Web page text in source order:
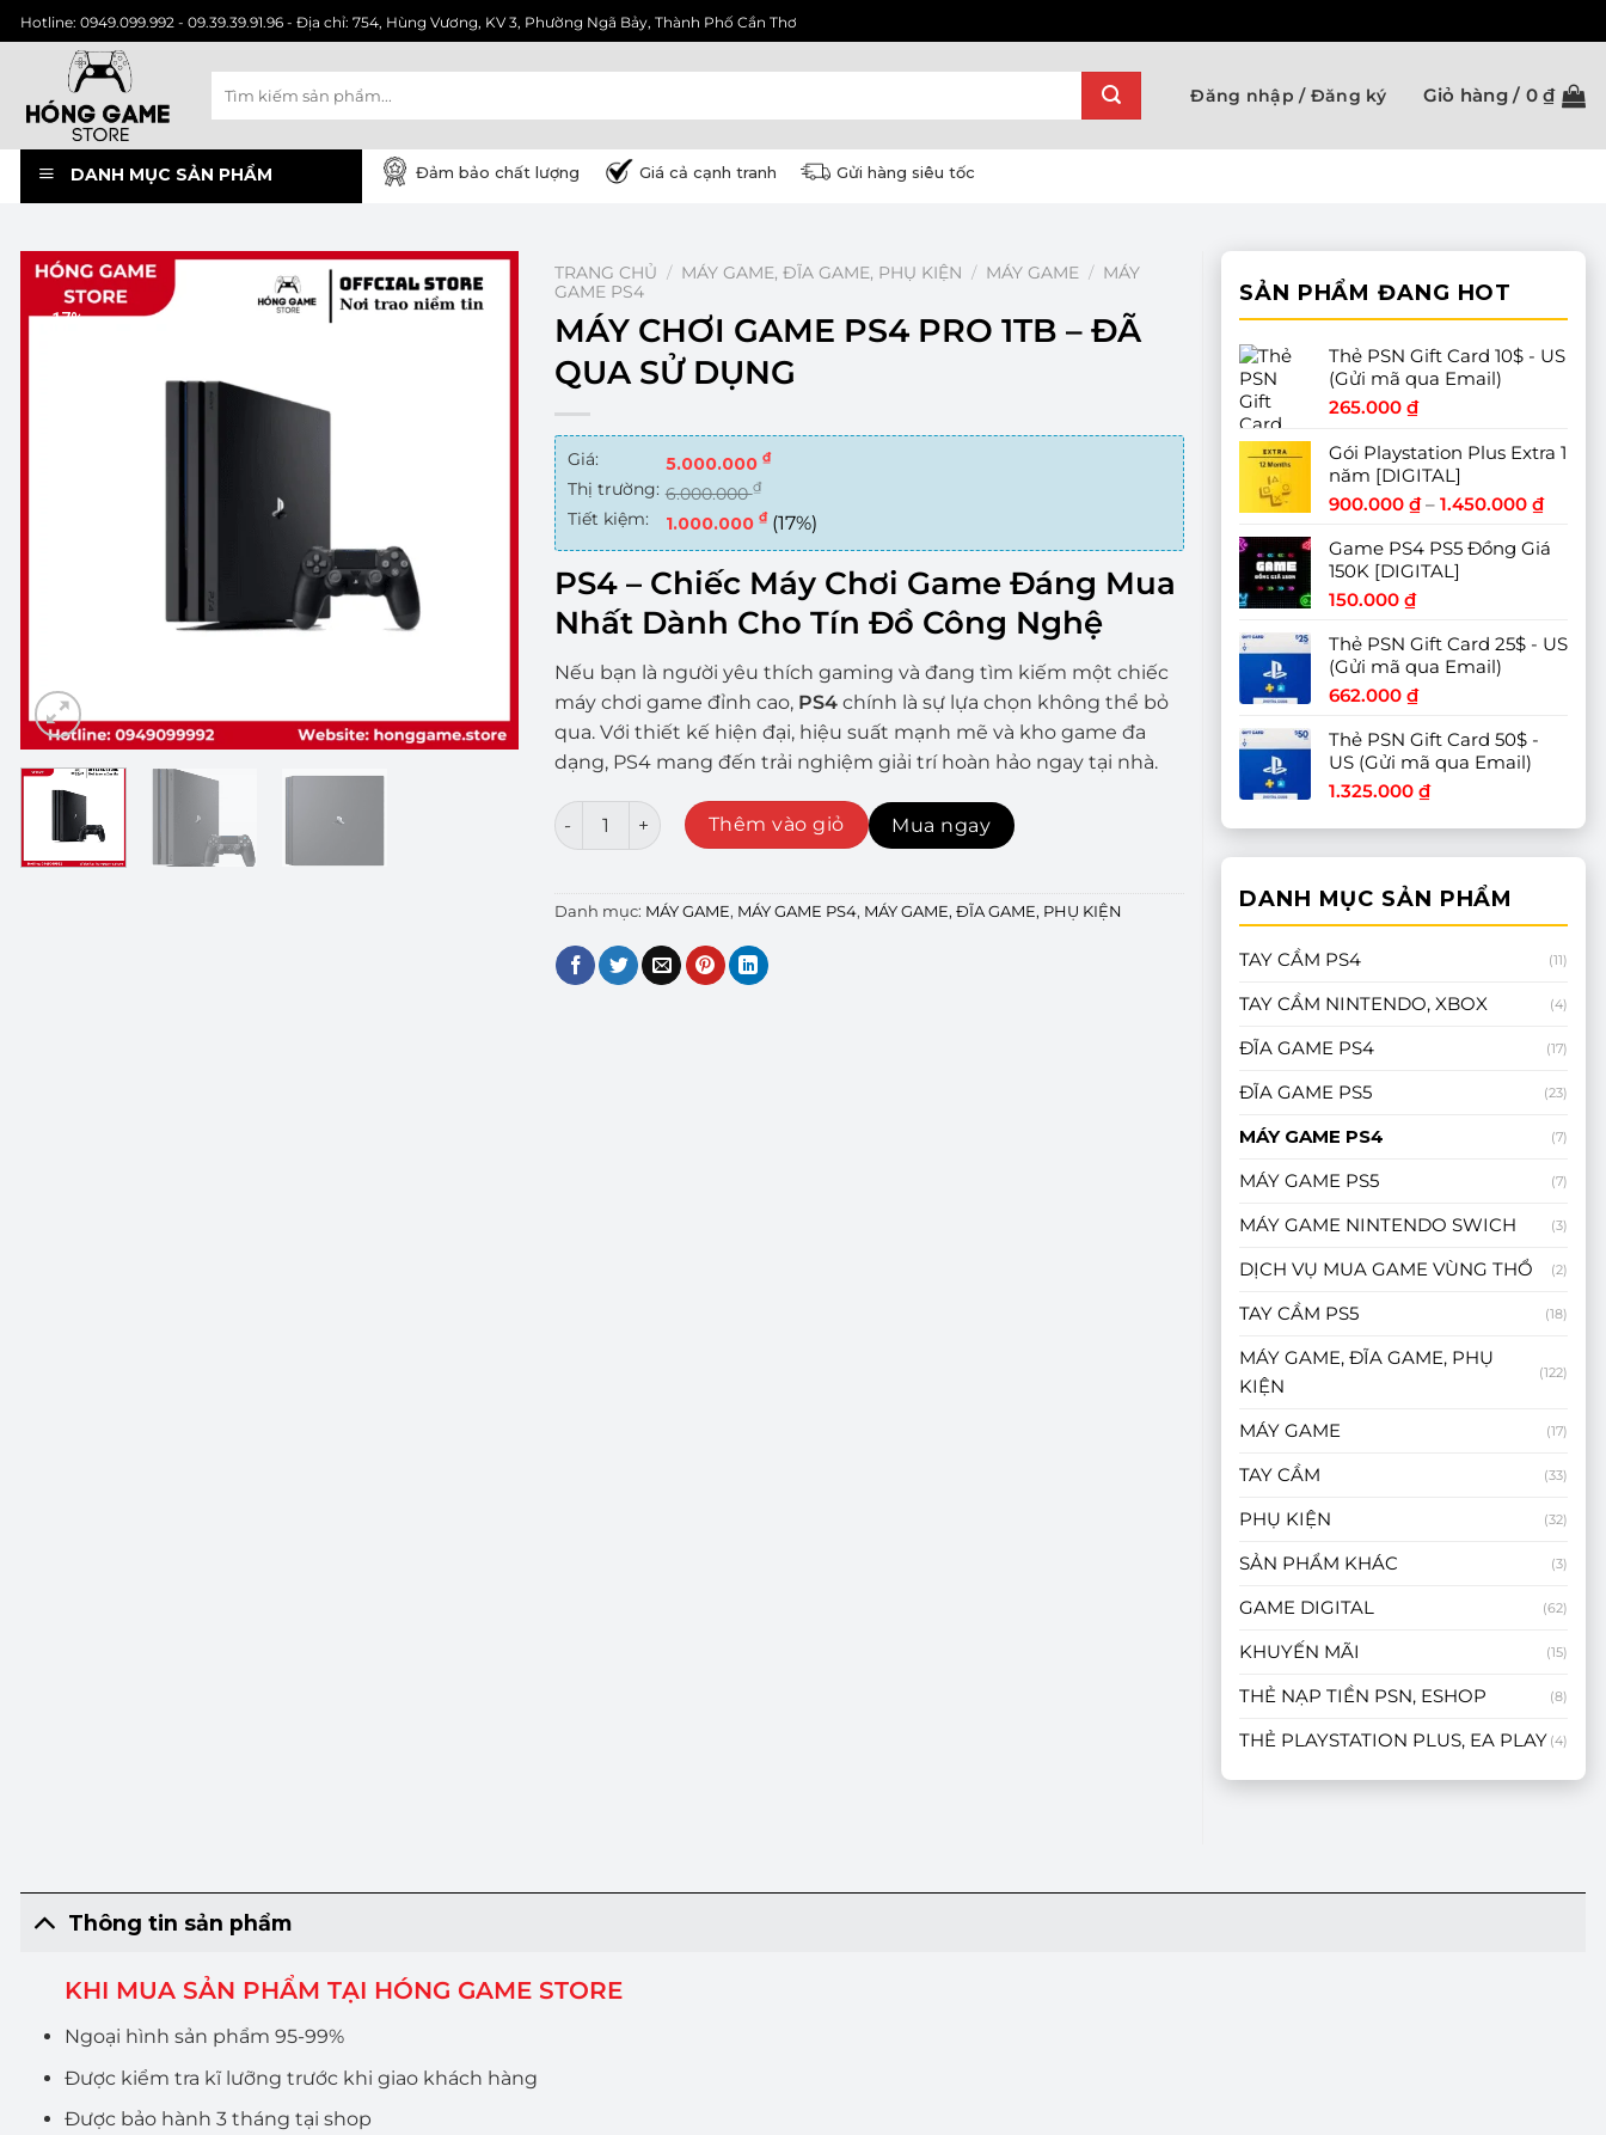
Chuyển
đến
dung
Hotline: 0949.099.992 - 09.39.39.91.96 - Địa chỉ: 754, Hùng Vương, KV 3, Phường Ngã Bảy, Thành Phố Cần Thơ
kiếm:
Đăng nhập / Đăng ký Giỏ hàng / 0₫
DANH MỤC SẢN PHẨM Đảm bảo chất lượng Giá cả cạnh tranh Gửi hàng siêu tốc
-17%
TRANG CHỦ / MÁY GAME, ĐĨA GAME, PHỤ KIỆN / MÁY GAME / MÁY
GAME PS4
MÁY CHƠI GAME PS4 PRO 1TB – ĐÃ
QUA SỬ DỤNG
Giá: 5.000.000 ₫
Thị trường: 6.000.000₫
Tiết kiệm: 1.000.000 ₫(17%)
PS4 – Chiếc Máy Chơi Game Đáng Mua
Nhất Dành Cho Tín Đồ Công Nghệ
Nếu bạn là người yêu thích gaming và đang tìm kiếm một chiếc
máy chơi game đỉnh cao, PS4chính là sự lựa chọn không thể bỏ
qua. Với thiết kế hiện đại, hiệu suất mạnh mẽ và kho game đa
dạng, PS4 mang đến trải nghiệm giải trí hoàn hảo ngay tại nhà.
MÁY CHƠI GAME PS4 PRO 1TB - ĐÃ QUA SỬ DỤNG số lượng
Thêm vào giỏ Mua ngay
Danh mục: MÁY GAME, MÁY GAME PS4, MÁY GAME, ĐĨA GAME, PHỤ KIỆN
SẢN PHẨM ĐANG HOT
Thẻ PSN Gift Card 10$ - US
(Gửi mã qua Email)
265.000 ₫
Gói Playstation Plus Extra 1
năm [DIGITAL]
900.000 ₫ – 1.450.000 ₫
từ
Game PS4 PS5 Đồng Giá
150K [DIGITAL]
150.000 ₫
Thẻ PSN Gift Card 25$ - US
(Gửi mã qua Email)
662.000 ₫
Thẻ PSN Gift Card 50$ -
US (Gửi mã qua Email)
1.325.000 ₫
DANH MỤC SẢN PHẨM
TAY CẦM PS4 (11)
TAY CẦM NINTENDO, XBOX (4)
ĐĨA GAME PS4 (17)
ĐĨA GAME PS5 (23)
MÁY GAME PS4 (7)
MÁY GAME PS5 (7)
MÁY GAME NINTENDO SWICH (3)
DỊCH VỤ MUA GAME VÙNG THỔ (2)
TAY CẦM PS5 (18)
MÁY GAME, ĐĨA GAME, PHỤ
KIỆN
(122)
MÁY GAME (17)
TAY CẦM (33)
PHỤ KIỆN (32)
SẢN PHẨM KHÁC (3)
GAME DIGITAL (62)
KHUYẾN MÃI (15)
THẺ NẠP TIỀN PSN, ESHOP (8)
THẺ PLAYSTATION PLUS, EA PLAY (4)
Thông tin sản phẩm
KHI MUA SẢN PHẨM TẠI HÓNG GAME STORE
Ngoại hình sản phẩm 95-99%
Được kiểm tra kĩ lưỡng trước khi giao khách hàng
Được bảo hành 3 tháng tại shop